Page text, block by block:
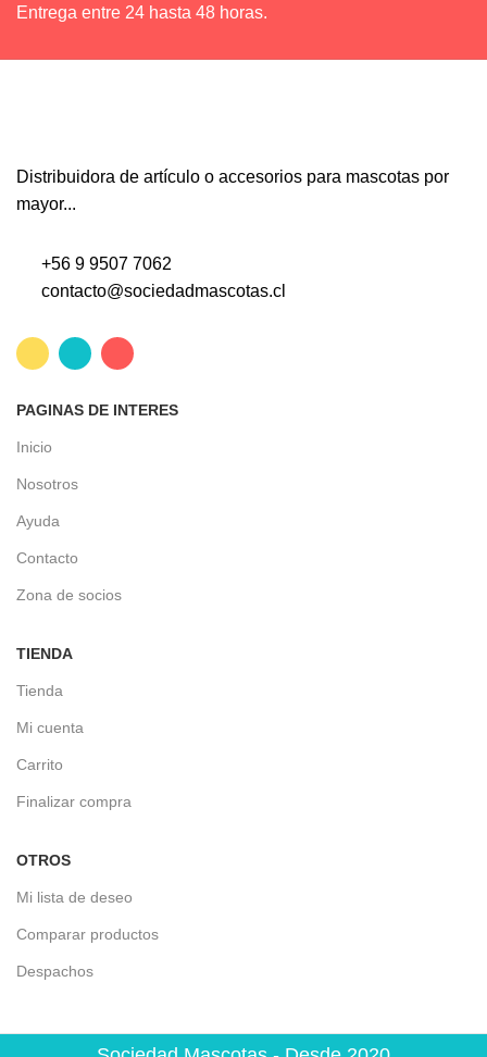
Entrega entre 24 hasta 48 horas.
Distribuidora de artículo o accesorios para mascotas por
mayor...
+56 9 9507 7062
contacto@sociedadmascotas.cl
PAGINAS DE INTERES
Inicio
Nosotros
Ayuda
Contacto
Zona de socios
TIENDA
Tienda
Mi cuenta
Carrito
Finalizar compra
OTROS
Mi lista de deseo
Comparar productos
Despachos